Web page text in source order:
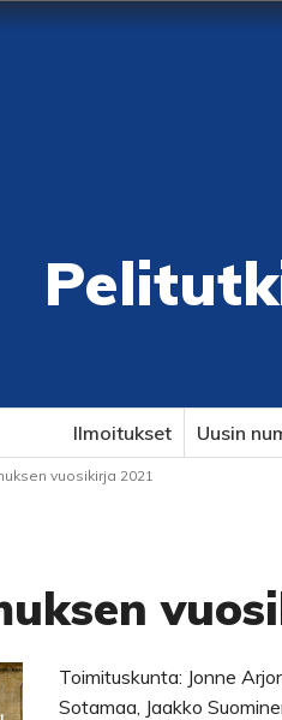
Ilmoitukset Uusin
vuosikirja 2021
Toimituskunta: Jonne
Sotamaa, Jaakko